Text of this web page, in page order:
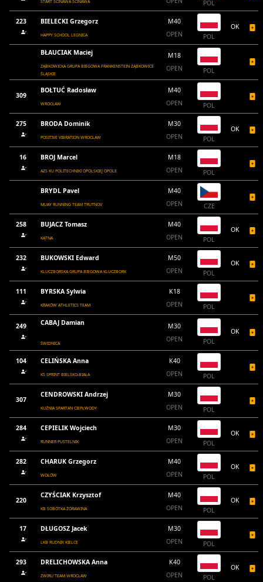
START ŚCINAWA ŚCINAWA POL
223 BIELECKI Grzegorz
HAPPY SCHOOL LEGNICA
M40
OPEN
POL
OK
BŁAUCIAK Maciej
ZĄBKOWICKA GRUPA BIEGOWA FRANKENSTEIN ZĄBKOWICE
ŚLĄSKIE
M18
OPEN
POL
309
BOŁTUĆ Radosław
WROCŁAW
M40
OPEN
POL
275 BRODA Dominik
POSITIVE VIBRATION WROCŁAW
M30
OPEN
POL
OK
16 BROJ Marcel
AZS KU POLITECHNIKI OPOLSKIEJ OPOLE
M18
OPEN
POL
BRYDL Pavel
MUAY RUNNING TEAM TRUTNOV
M40
OPEN
CZE
258 BUJACZ Tomasz
KĄTNA
M40
OPEN
POL
OK
232 BUKOWSKI Edward
KLUCZBORSKA GRUPA BIEGOWA KLUCZBORK
M50
OPEN
POL
OK
111 BYRSKA Sylwia
KRAKÓW ATHLETICS TEAM
K18
OPEN
POL
249 CABAJ Damian
ŚWIDNICA
M30
OPEN
POL
OK
104 CELIŃSKA Anna
KS SPRINT BIELSKO-BIAŁA
K40
OPEN
POL
307
CENDROWSKI Andrzej
KUŹNIA SPARTAN CIEPŁWODY
M30
OPEN
POL
284 CEPIELIK Wojciech
RUNNER PUSTELNIK
M30
OPEN
POL
OK
282 CHARUK Grzegorz
WOŁÓW
M40
OPEN
POL
OK
220
CZYŚCIAK Krzysztof
KB SOBÓTKA ŻÓRAWINA
M40
OPEN
POL
OK
17 DŁUGOSZ Jacek
LKB RUDNIK KIELCE
M30
OPEN
POL
293 DRELICHOWSKA Anna
ŻWIRU TEAM WROCŁAW
K40
OPEN
POL
OK